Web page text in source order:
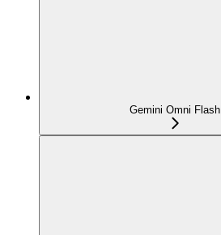
Gemini Omni Flash